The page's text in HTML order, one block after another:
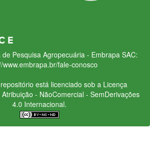
Pesquisa Agropecuária - Embrapa SAC:
www.embrapa.br/fale-conosco
está licenciado sob a Licença
Atribuição - NãoComercial - SemDerivações
4.0 Internacional.